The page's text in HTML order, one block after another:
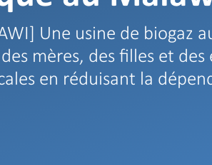
Une usine de biogaz
mères, des filles et des
en réduisant la